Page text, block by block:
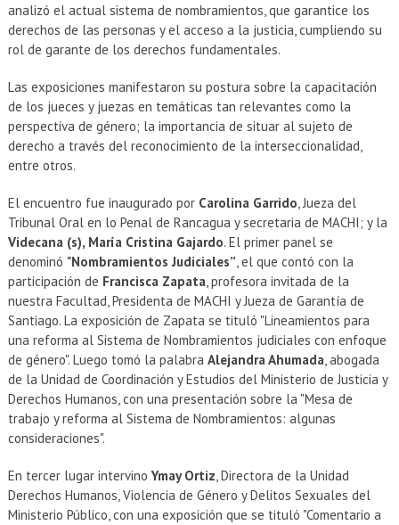
analizó el actual sistema de nombramientos, que garantice los
derechos de las personas y el acceso a la justicia, cumpliendo su
rol de garante de los derechos fundamentales.
Las exposiciones manifestaron su postura sobre la capacitación
de los jueces y juezas en temáticas tan relevantes como la
perspectiva de género; la importancia de situar al sujeto de
derecho a través del reconocimiento de la interseccionalidad,
entre otros.
El encuentro fue inaugurado por Carolina Garrido, Jueza del
Tribunal Oral en lo Penal de Rancagua y secretaria de MACHI; y la
Videcana (s), María Cristina Gajardo. El primer panel se
denominó "Nombramientos Judiciales”, el que contó con la
participación de Francisca Zapata, profesora invitada de la
nuestra Facultad, Presidenta de MACHI y Jueza de Garantía de
Santiago. La exposición de Zapata se tituló "Lineamientos para
una reforma al Sistema de Nombramientos judiciales con enfoque
de género". Luego tomó la palabra Alejandra Ahumada, abogada
de la Unidad de Coordinación y Estudios del Ministerio de Justicia y
Derechos Humanos, con una presentación sobre la "Mesa de
trabajo y reforma al Sistema de Nombramientos: algunas
consideraciones".
En tercer lugar intervinoYmay Ortiz, Directora de la Unidad
Derechos Humanos, Violencia de Género y Delitos Sexuales del
Ministerio Público, con una exposición que se tituló "Comentario a